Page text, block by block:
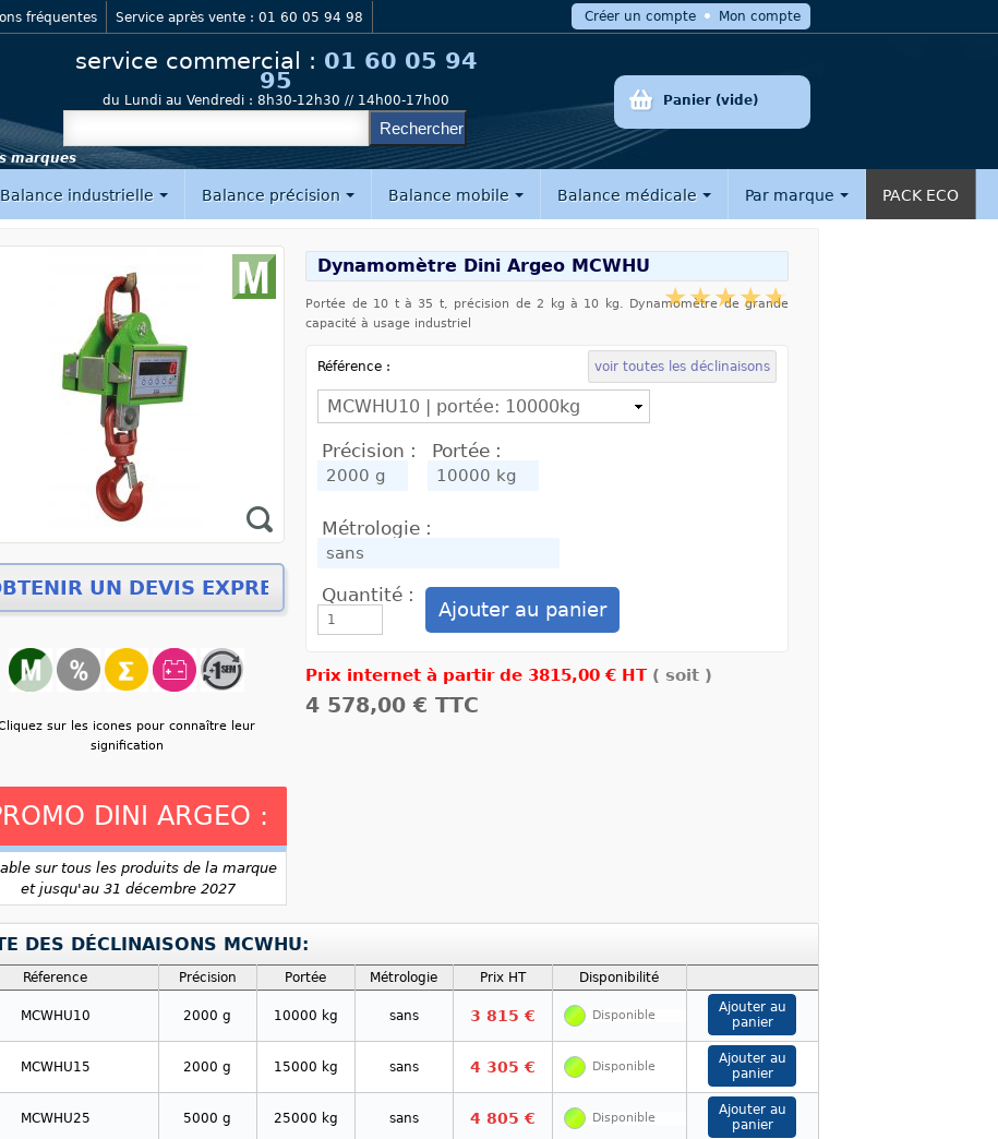
marques
fréquentes Service après vente : 01 60 05 94 98
service commercial : 01 60 05 94
95
du Lundi au Vendredi : 8h30-12h30 // 14h00-17h00 Panier (vide)
Créer un compte Mon compte
Balance industrielle Balance précision Balance mobile Balance médicale Par marque PACK ECO
sur les icones pour connaître leur
signification
DINI ARGEO :
sur tous les produits de la marque
et jusqu'au 31 décembre 2027
Dynamomètre Dini Argeo MCWHU
Portée de 10 t à 35 t, précision de 2 kg à 10 kg. Dynamomètre de grande
capacité à usage industriel
Référence : voir toutes les déclinaisons
Précision : Portée :
Métrologie :
Quantité :
Prix internet à partir de 3815,00 € HT ( soit )
4 578,00 € TTC
DES DÉCLINAISONS MCWHU:
Réference Précision Portée Métrologie Prix HT Disponibilité
MCWHU10 2000 g 10000 kg sans 3 815 € Disponible
MCWHU15 2000 g 15000 kg sans 4 305 € Disponible
MCWHU25 5000 g 25000 kg sans 4 805 € Disponible